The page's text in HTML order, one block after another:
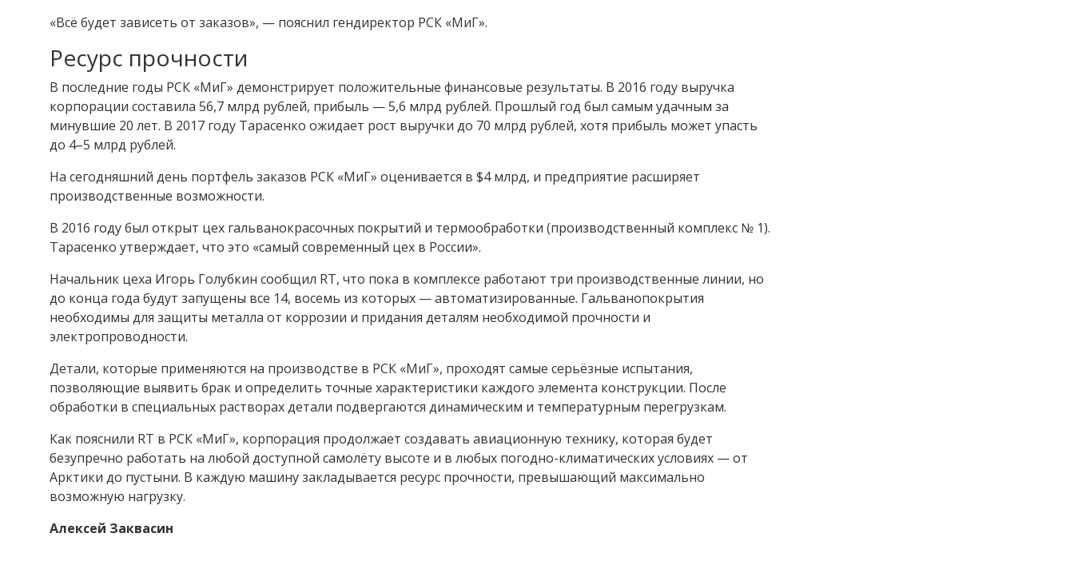
«Всё будет зависеть от заказов», — пояснил гендиректор РСК «МиГ».
Ресурс прочности
В последние годы РСК «МиГ» демонстрирует положительные финансовые результаты. В 2016 году выручка
корпорации составила 56,7 млрд рублей, прибыль — 5,6 млрд рублей. Прошлый год был самым удачным за
минувшие 20 лет. В 2017 году Тарасенко ожидает рост выручки до 70 млрд рублей, хотя прибыль может упасть
до 4–5 млрд рублей.
На сегодняшний день портфель заказов РСК «МиГ» оценивается в $4 млрд, и предприятие расширяет
производственные возможности.
В 2016 году был открыт цех гальванокрасочных покрытий и термообработки (производственный комплекс № 1).
Тарасенко утверждает, что это «самый современный цех в России».
Начальник цеха Игорь Голубкин сообщил RT, что пока в комплексе работают три производственные линии, но
до конца года будут запущены все 14, восемь из которых — автоматизированные. Гальванопокрытия
необходимы для защиты металла от коррозии и придания деталям необходимой прочности и
электропроводности.
Детали, которые применяются на производстве в РСК «МиГ», проходят самые серьёзные испытания,
позволяющие выявить брак и определить точные характеристики каждого элемента конструкции. После
обработки в специальных растворах детали подвергаются динамическим и температурным перегрузкам.
Как пояснили RT в РСК «МиГ», корпорация продолжает создавать авиационную технику, которая будет
безупречно работать на любой доступной самолёту высоте и в любых погодно-климатических условиях — от
Арктики до пустыни. В каждую машину закладывается ресурс прочности, превышающий максимально
возможную нагрузку.
Алексей Заквасин